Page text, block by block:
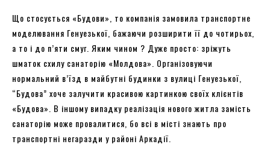
Що стосується «Будови», то компанія замовила транспортне
моделювання Генуезької, бажаючи розширити її до чотирьох,
а то і до п’яти смуг. Яким чином ? Дуже просто: зріжуть
шматок схилу санаторію «Молдова». Організовуючи
нормальний в’їзд в майбутні будинки з вулиці Генуезької,
“Будова” хоче залучити красивою картинкою своїх клієнтів
«Будова». В іншому випадку реалізація нового житла замість
санаторію може провалитися, бо всі в місті знають про
транспортні негаразди у районі Аркадії.